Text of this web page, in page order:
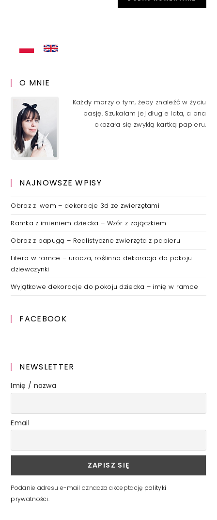
O MNIE
Każdy marzy o tym, żeby znaleźć w życiu
pasję. Szukałam jej długie lata, a ona
okazała się zwykłą kartką papieru.
NAJNOWSZE WPISY
Obraz z lwem – dekoracje 3d ze zwierzętami
Ramka z imieniem dziecka – Wzór z zajączkiem
Obraz z papugą – Realistyczne zwierzęta z papieru
Litera w ramce – urocza, roślinna dekoracja do pokoju
dziewczynki
Wyjątkowe dekoracje do pokoju dziecka – imię w ramce
FACEBOOK
NEWSLETTER
Imię / nazwa
Email
Podanie adresu e-mail oznacza akceptację polityki
prywatności.